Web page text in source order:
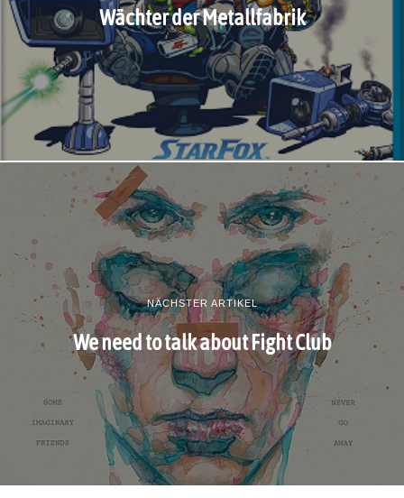
Wächter der Metallfabrik
NÄCHSTER ARTIKEL
We need to talk about Fight Club